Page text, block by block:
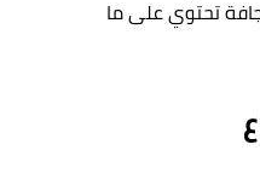
تحتوي على ما